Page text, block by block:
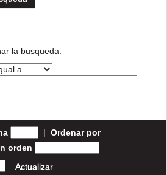
la busqueda.
| Ordenar por
orden